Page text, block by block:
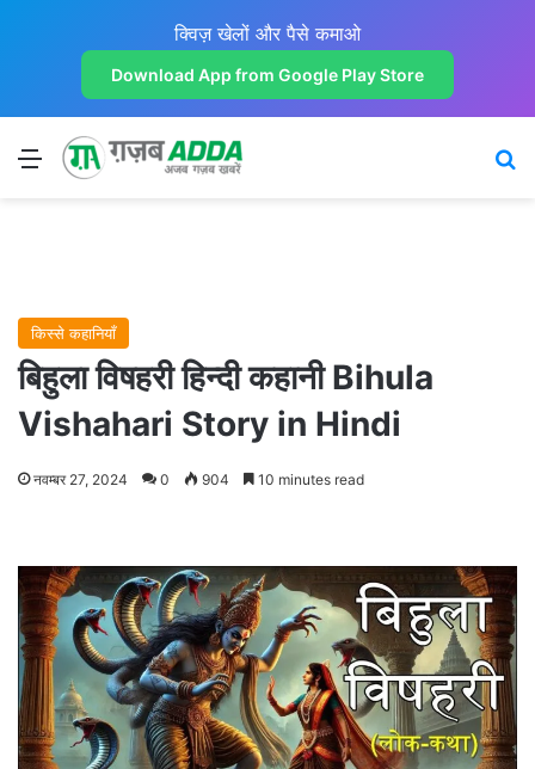
क्विज़ खेलों और पैसे कमाओ
Download App from Google Play Store
Menu
किस्से कहानियाँ
बिहुला विषहरी हिन्दी कहानी Bihula
Vishahari Story in Hindi
नवम्बर 27, 2024 0 904 10 minutes read